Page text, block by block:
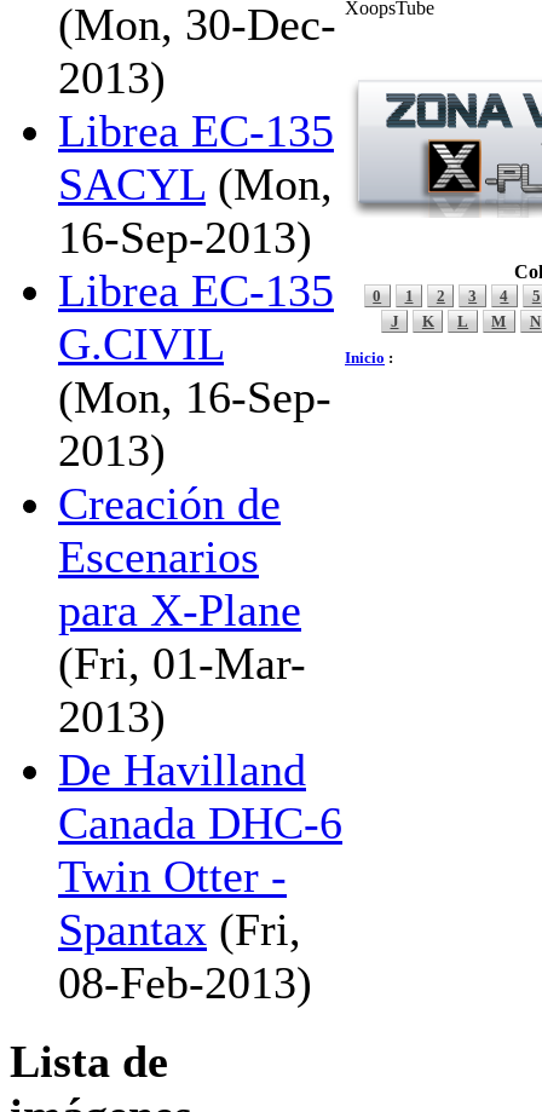
(Mon, 30-Dec-
2013)
Librea EC-135
SACYL (Mon,
16-Sep-2013)
Librea EC-135
G.CIVIL
(Mon, 16-Sep-
2013)
Creación de
Escenarios
para X-Plane
(Fri, 01-Mar-
2013)
De Havilland
Canada DHC-6
Twin Otter -
Spantax (Fri,
08-Feb-2013)
Lista de
XoopsTube
0 1 2 3 4
5
J
K L M
N
Inicio :